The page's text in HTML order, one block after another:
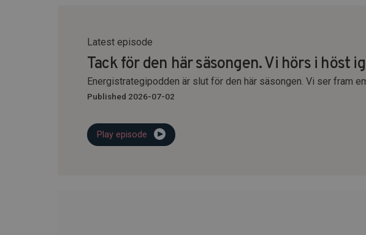
Latest episode
Tack för den här säsongen. Vi hörs i höst
Energistrategipodden är slut för den här säsongen. Vi ser fram
Published 2026-07-02
Play episode